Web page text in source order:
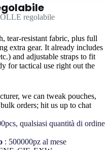
regolabile
tear-resistant fabric, plus full
extra gear. It already includes
and adjustable straps to fit
for tactical use right out the
we can tweak pouches,
orders; hit us up to chat
qualsiasi quantità di ordine
: 500000pz al mese